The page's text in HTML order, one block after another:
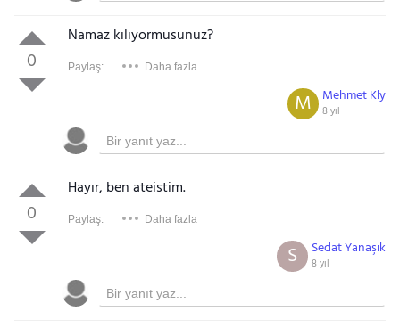
0
Namaz kılıyormusunuz?
Paylaş: Daha fazla
Mehmet Kly
8 yıl
M
0
Hayır, ben ateistim.
Paylaş: Daha fazla
Sedat Yanaşık
8 yıl
S